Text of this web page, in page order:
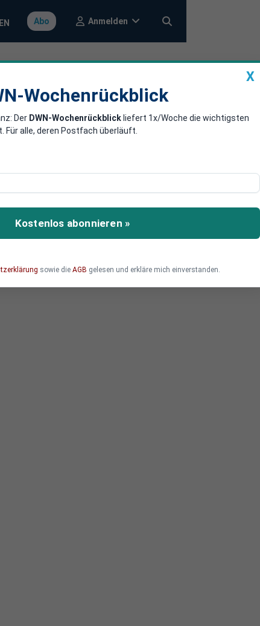
Abo Anmelden
massiv
X
Wochenrückblick
Der DWN-Wochenrückblick liefert 1x/Woche die wichtigsten
Für alle, deren Postfach überläuft.
Kostenlos abonnieren »
sowie die AGB gelesen und erkläre mich einverstanden.